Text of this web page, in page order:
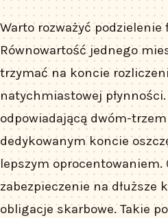
Warto rozważyć
Równowartość jednego
trzymać na koncie
natychmiastowej
odpowiadającą dwóm-
dedykowanym koncie
lepszym oprocentowaniem.
zabezpieczenie na dłuższe
obligacje skarbowe. Takie